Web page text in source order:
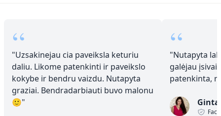
“
"Uzsakinejau cia paveiksla keturiu
daliu. Likome patenkinti ir paveikslo
kokybe ir bendru vaizdu. Nutapyta
graziai. Bendradarbiauti buvo malonu
🙂"
“
"Nutapyta
galėjau
patenkinta,